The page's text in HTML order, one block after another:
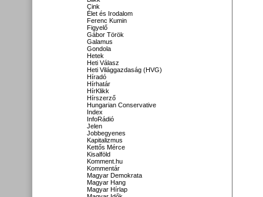
Cink
Élet és Irodalom
Ferenc Kumin
Figyelő
Gábor Török
Galamus
Gondola
Hetek
Heti Válasz
Heti Világgazdaság (HVG)
Híradó
Hírhatár
HírKlikk
Hírszerző
Hungarian Conservative
Index
InfoRádió
Jelen
Jobbegyenes
Kapitalizmus
Kettős Mérce
Kisalföld
Komment.hu
Kommentár
Magyar Demokrata
Magyar Hang
Magyar Hírlap